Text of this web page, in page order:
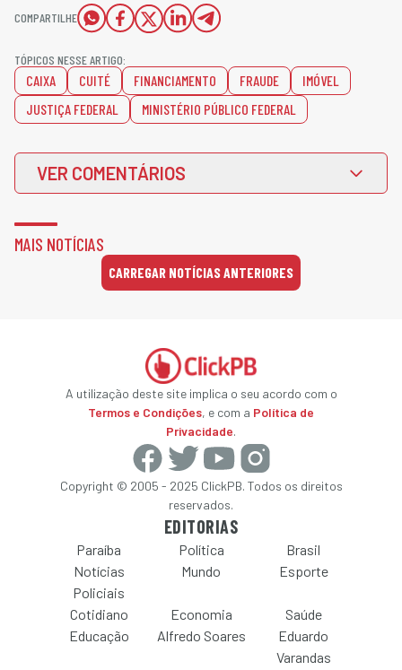
COMPARTILHE
TÓPICOS NESSE ARTIGO:
CAIXA CUITÉ FINANCIAMENTO FRAUDE
IMÓVEL
JUSTIÇA FEDERAL
MINISTÉRIO PÚBLICO FEDERAL
VER COMENTÁRIOS
MAIS NOTÍCIAS
CARREGAR NOTÍCIAS ANTERIORES
A utilização deste site implica o seu acordo com o
Termos e Condições, e com a Política de
Privacidade.
Copyright © 2005 - 2025 ClickPB. Todos os direitos
reservados.
EDITORIAS
Paraíba Política
Brasil
Notícias
Policiais
Mundo Esporte
Cotidiano Economia
Saúde
Educação
Alfredo Soares
Eduardo
Varandas